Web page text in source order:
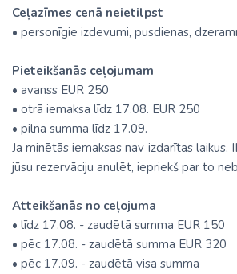
Ceļazīmes cenā neietilpst
• personīgie izdevumi, pusdienas,
Pieteikšanās ceļojumam
• avanss EUR 250
• otrā iemaksa līdz 17.08. EUR 250
• pilna summa līdz 17.09.
Ja minētās iemaksas nav izdarītas laikus,
jūsu rezervāciju anulēt, iepriekš par to
Atteikšanās no ceļojuma
• līdz 17.08. - zaudētā summa EUR 150
• pēc 17.08. - zaudētā summa EUR 320
• pēc 17.09. - zaudētā visa summa